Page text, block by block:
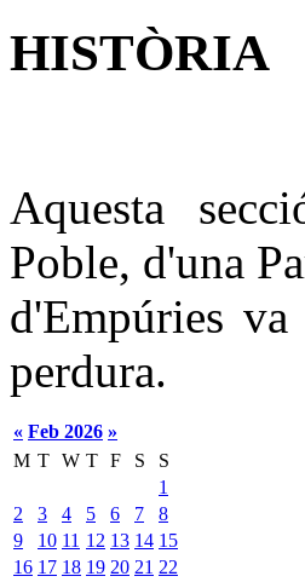
HISTÒRIA
Aquesta
Poble, d'una
d'Empúries
perdura.
« Feb 2026 »
M T W T F S
S
1
2
3 4 5 6 7
8
9
10 11 12 13 14 15
16 17 18 19 20 21 22